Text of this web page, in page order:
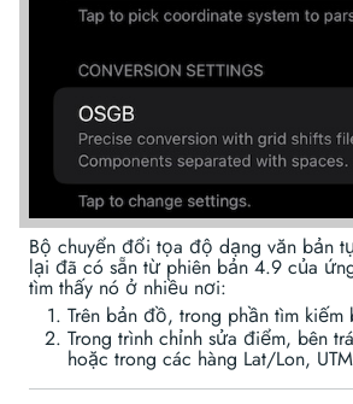
Bộ chuyển đổi tọa độ dạng văn bản
lại đã có sẵn từ phiên bản 4.9 của
tìm thấy nó ở nhiều nơi:
Trên bản đồ, trong phần tìm
Trong trình chỉnh sửa điểm, bên
hoặc trong các hàng Lat/Lon,